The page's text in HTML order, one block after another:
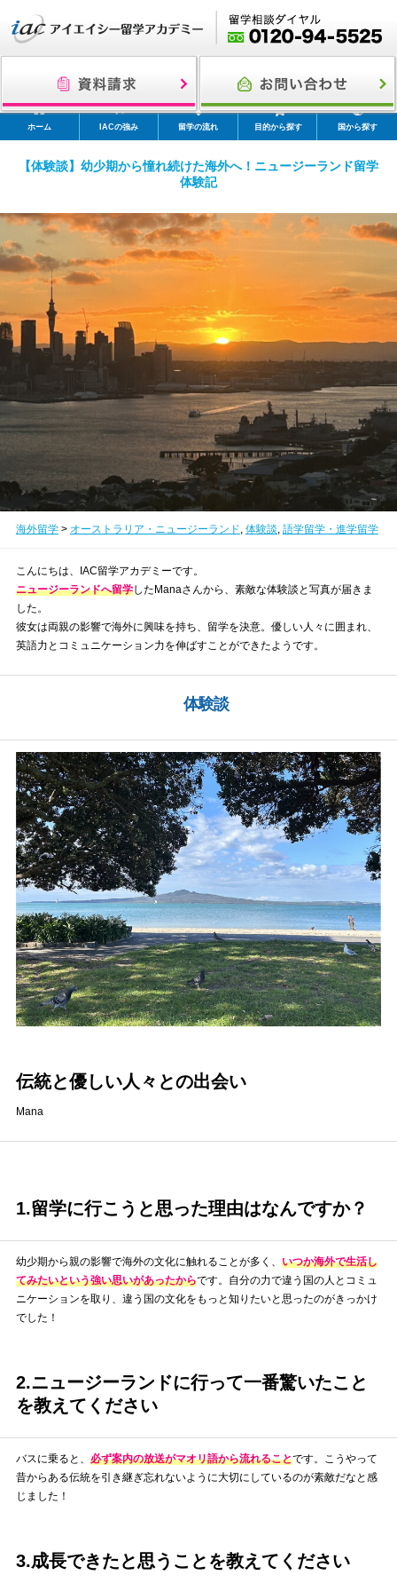
ホーム IACの強み 留学の流れ 目的から探す 国から探す
【体験談】幼少期から憧れ続けた海外へ！ニュージーランド留学
体験記
海外留学> オーストラリア・ニュージーランド, 体験談, 語学留学・進学留学
こんにちは、IAC留学アカデミーです。
ニュージーランドへ留学したManaさんから、素敵な体験談と写真が届きま
した。
彼女は両親の影響で海外に興味を持ち、留学を決意。優しい人々に囲まれ、
英語力とコミュニケーション力を伸ばすことができたようです。
体験談
伝統と優しい人々との出会い
Mana
1.留学に行こうと思った理由はなんですか？
幼少期から親の影響で海外の文化に触れることが多く、 いつか海外で生活し
てみたいという強い思いがあったからです。自分の力で違う国の人とコミュ
ニケーションを取り、違う国の文化をもっと知りたいと思ったのがきっかけ
でした！
2.ニュージーランドに行って一番驚いたこと
を教えてください
バスに乗ると、 必ず案内の放送がマオリ語から流れることです。こうやって
昔からある伝統を引き継ぎ忘れないように大切にしているのが素敵だなと感
じました！
3.成長できたと思うことを教えてください